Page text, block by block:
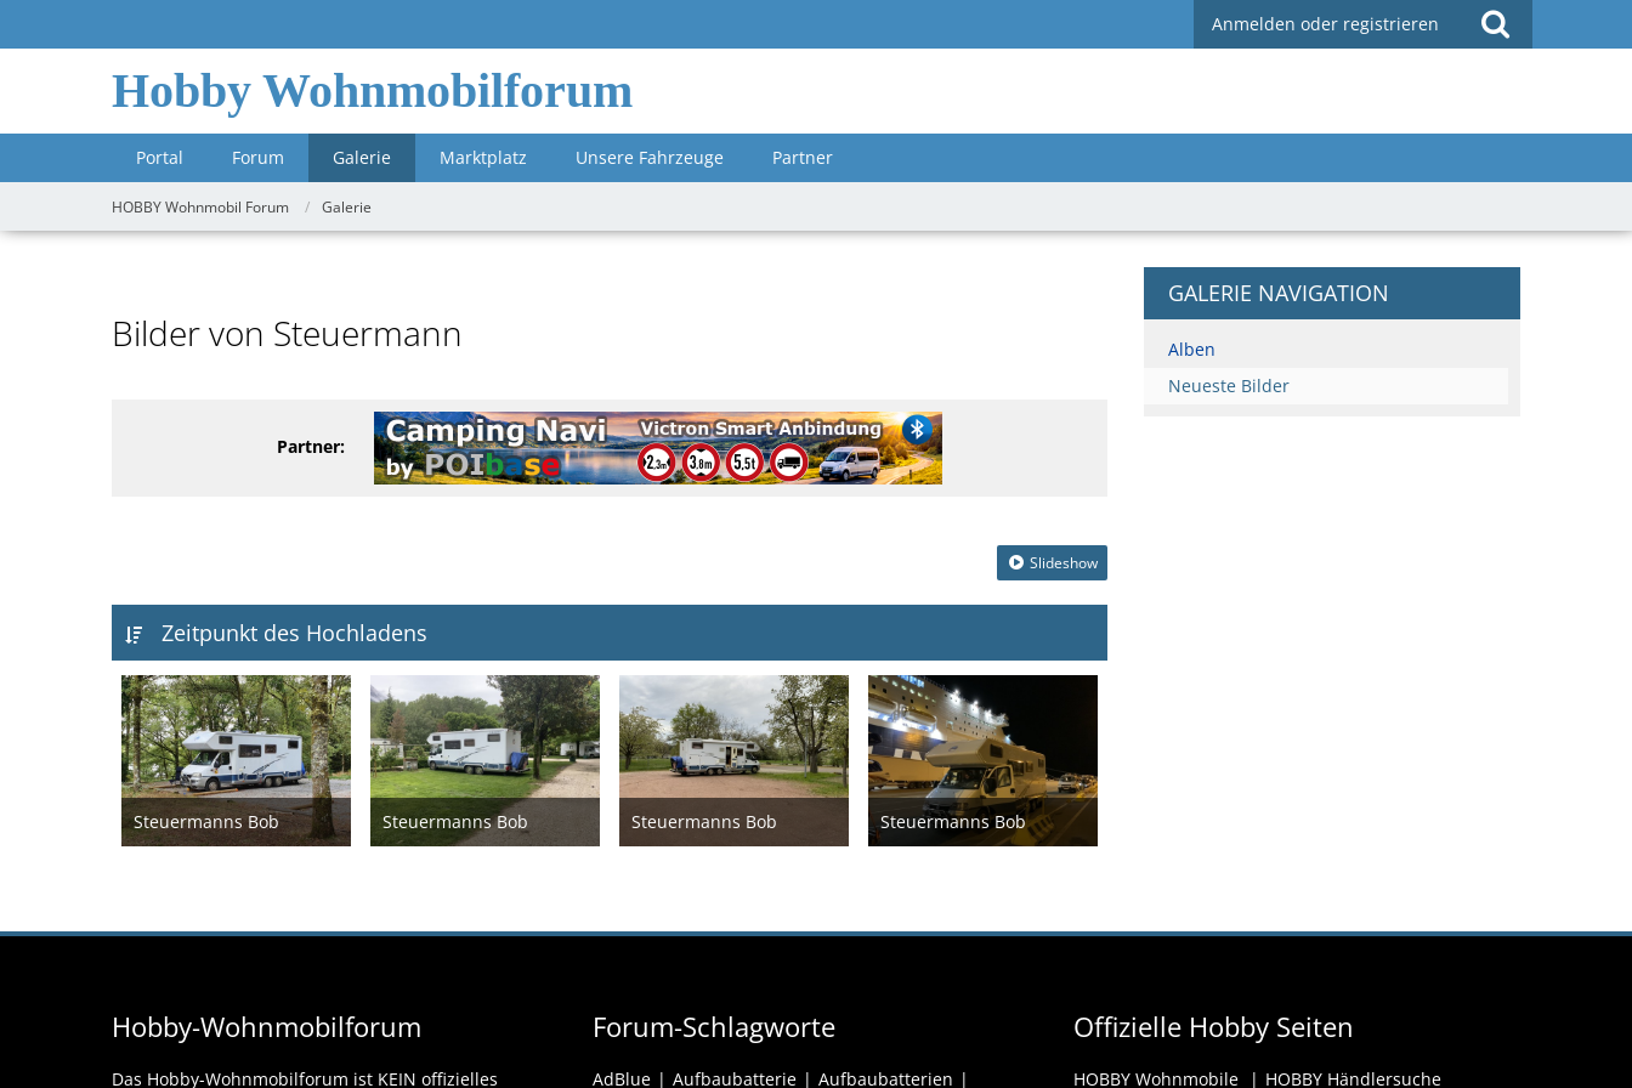
Anmelden oder registrieren
Hobby Wohnmobilforum
Portal Forum Galerie Marktplatz Unsere Fahrzeuge Partner
HOBBY Wohnmobil Forum Galerie
Bilder von Steuermann
Partner:
Slideshow
Zeitpunkt des Hochladens
Steuermanns Bob
12. April 2024
Steuermanns Bob
12. April 2024
Steuermanns Bob
12. April 2024
Steuermanns Bob
12. April 2024
GALERIE NAVIGATION
Alben
Neueste Bilder
Hobby-Wohnmobilforum
Das Hobby-Wohnmobilforum ist KEIN offizielles
Forum-Schlagworte
AdBlue Aufbaubatterie Aufbaubatterien
Offizielle Hobby Seiten
HOBBY Wohnmobile HOBBY Händlersuche